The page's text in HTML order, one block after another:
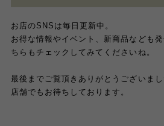
お店のSNSは毎日更新中。
お得な情報やイベント、新商品なども
ちらもチェックしてみてくださいね。
最後までご覧頂きありがとうございま
店舗でもお待ちしております。